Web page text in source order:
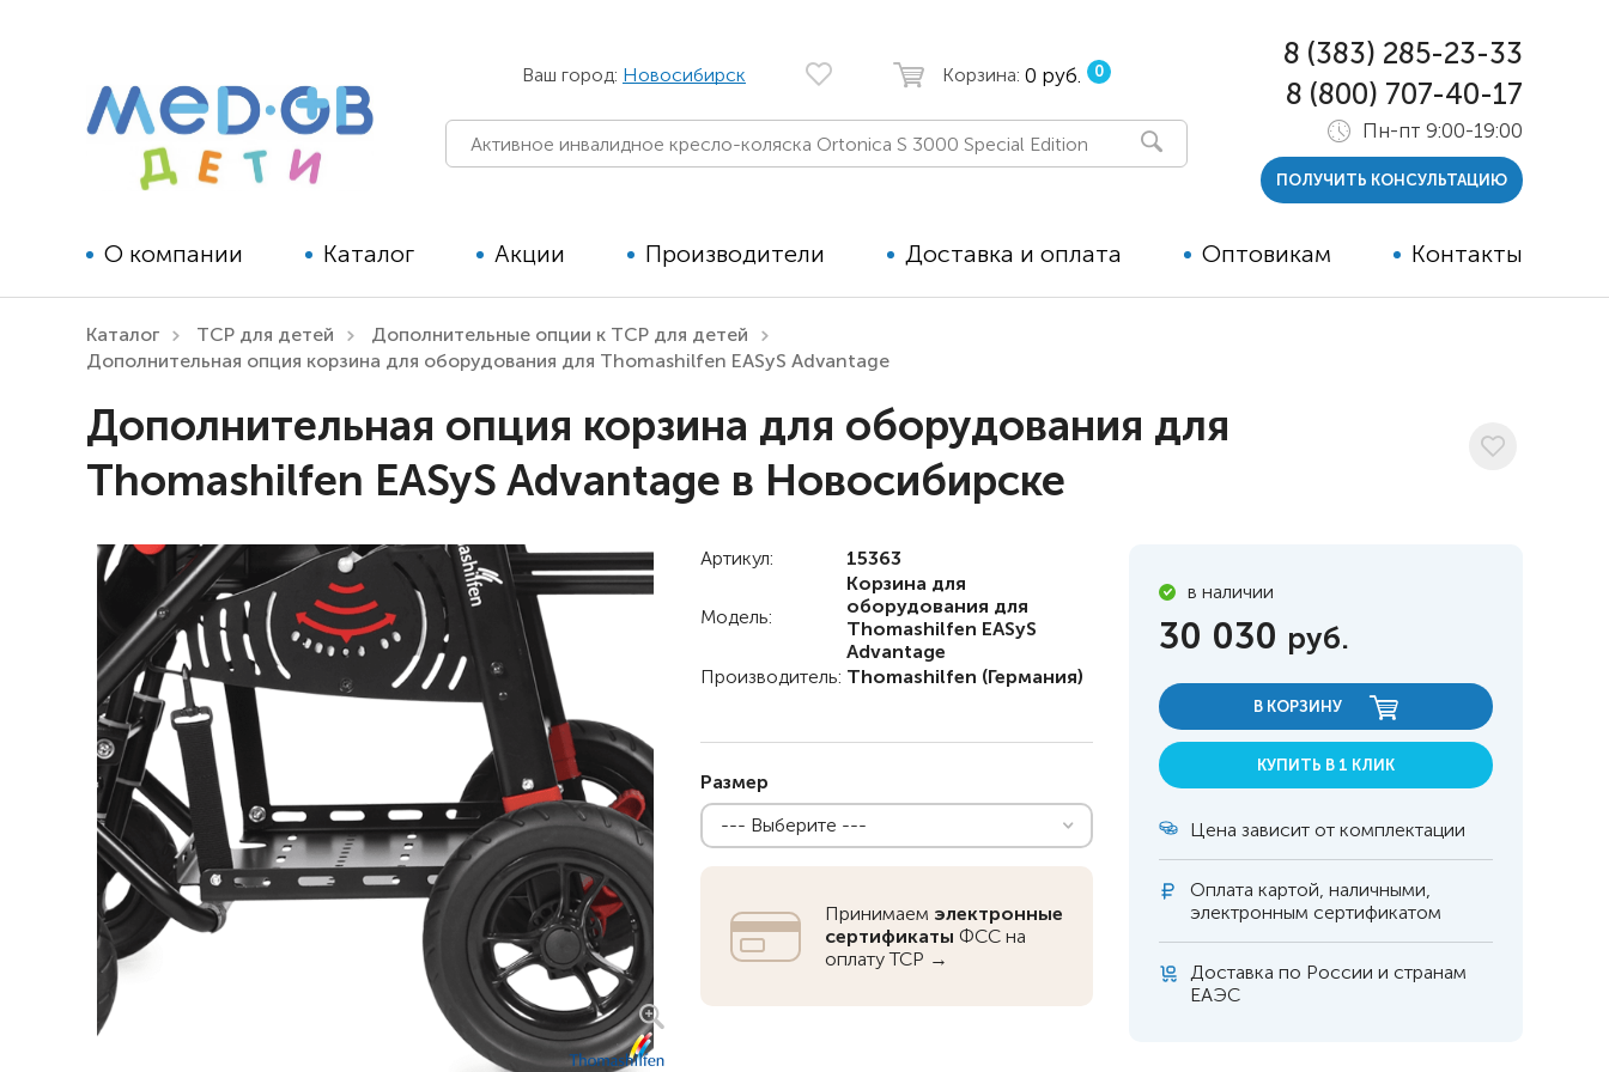
Ваш город: Новосибирск Корзина: 0 руб. 0
О компании Каталог
Технические средства
реабилитации для взрослых
Респираторное оборудование
Подъёмники для инвалидов
Автомобильные кресла
Коляски для детей активного
типа
Детские коляски с
электроприводом
Велосипеды
Для ванны
Товары для
позиционирования
Реабилитационные костюмы
Иппотренажёры
Дополнительные опции к ТСР
для детей
Активные
Кресла-коляски с ручным
приводом
CPAP | BPAP аппараты
Аппараты для вентиляции
лёгких
Вертикальные
Наклонные
Гусеничные
Акции Производители Доставка и оплата Оптовикам Контакты
8 (383) 285-23-33
8 (800) 707-40-17
Пн-пт 9:00-19:00
ПОЛУЧИТЬ КОНСУЛЬТАЦИЮ
Каталог ТСР для детей
Дополнительные опции к ТСР для детей
Дополнительная опция корзина для оборудования для Thomashilfen EASyS Advantage
Дополнительная опция корзина для оборудования для
Thomashilfen EASyS Advantage в Новосибирске
Артикул: 15363
Модель:
Корзина для
оборудования для
Thomashilfen EASyS
Advantage
Производитель: Thomashilfen (Германия)
Размер
--- Выберите ---
Принимаем электронные
сертификаты ФСС на
оплату ТСР →
в наличии
30 030 руб.
В КОРЗИНУ
КУПИТЬ В 1 КЛИК
Цена зависит от комплектации
Оплата картой, наличными,
электронным сертификатом
Доставка по России и странам
ЕАЭС